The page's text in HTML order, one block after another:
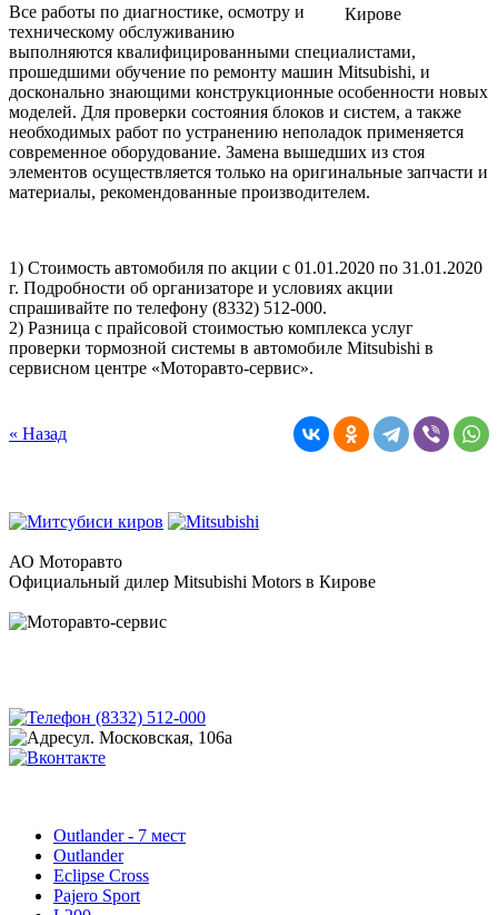
Все работы по диагностике, осмотру и
техническому обслуживанию
выполняются квалифицированными специалистами,
прошедшими обучение по ремонту машин Mitsubishi, и
досконально знающими конструкционные особенности новых
моделей. Для проверки состояния блоков и систем, а также
необходимых работ по устранению неполадок применяется
современное оборудование. Замена вышедших из стоя
элементов осуществляется только на оригинальные запчасти и
материалы, рекомендованные производителем.
1) Стоимость автомобиля по акции с 01.01.2020 по 31.01.2020
г. Подробности об организаторе и условиях акции
спрашивайте по телефону (8332) 512-000.
2) Разница с прайсовой стоимостью комплекса услуг
проверки тормозной системы в автомобиле Mitsubishi в
сервисном центре «Моторавто-сервис».
« Назад
АО Моторавто
Официальный дилер Mitsubishi Motors в Кирове
(8332) 512-000
ул. Московская, 106а
Outlander - 7 мест
Outlander
Eclipse Cross
Pajero Sport